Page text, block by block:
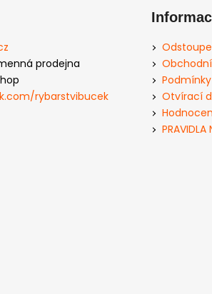
prodejna
rybarstvibucek
Otvírací